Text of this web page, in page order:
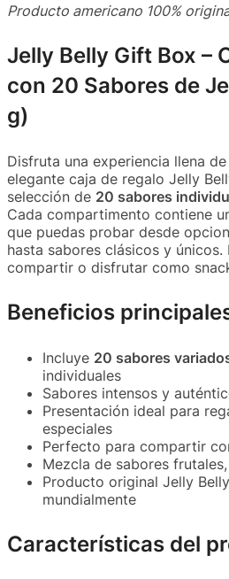
Producto americano 100%
Jelly Belly Gift Box –
con 20 Sabores de
g)
Disfruta una experiencia llena
elegante caja de regalo Jelly
selección de 20 sabores
Cada compartimento contiene
que puedas probar desde
hasta sabores clásicos y
compartir o disfrutar como
Beneficios
Incluye 20 sabores
individuales
Sabores intensos y
Presentación ideal para
especiales
Perfecto para compartir
Mezcla de sabores
Producto original Jelly
mundialmente
Características del